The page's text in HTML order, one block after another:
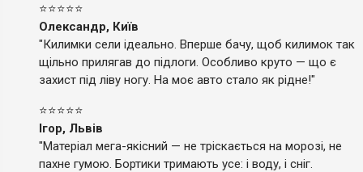
⭐⭐⭐⭐⭐
Олександр, Київ
"Килимки сели ідеально. Вперше бачу, щоб килимок так
щільно прилягав до підлоги. Особливо круто — що є
захист під ліву ногу. На моє авто стало як рідне!"
⭐⭐⭐⭐⭐
Ігор, Львів
"Матеріал мега-якісний — не тріскається на морозі, не
пахне гумою. Бортики тримають усе: і воду, і сніг.